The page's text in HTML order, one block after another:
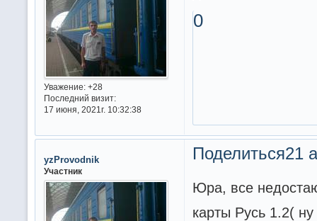
Уважение: +28
Последний визит:
17 июня, 2021г. 10:32:38
0
Поделиться21
yzProvodnik
Участник
Юра, все
карты Русь 1.2(